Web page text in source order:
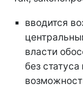
вводится
власти
без